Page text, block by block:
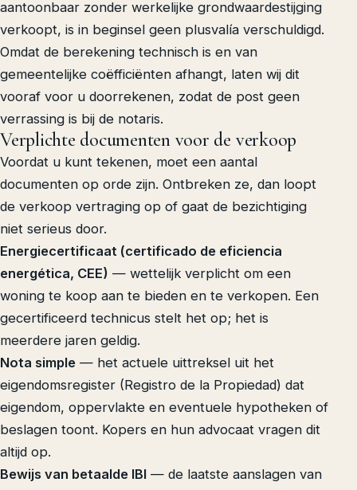
aantoonbaar zonder werkelijke grondwaardestijging
verkoopt, is in beginsel geen plusvalía verschuldigd.
Omdat de berekening technisch is en van
gemeentelijke coëfficiënten afhangt, laten wij dit
vooraf voor u doorrekenen, zodat de post geen
verrassing is bij de notaris.
Verplichte documenten voor de verkoop
Voordat u kunt tekenen, moet een aantal
documenten op orde zijn. Ontbreken ze, dan loopt
de verkoop vertraging op of gaat de bezichtiging
niet serieus door.
Energiecertificaat (certificado de eficiencia
energética, CEE) — wettelijk verplicht om een
woning te koop aan te bieden en te verkopen. Een
gecertificeerd technicus stelt het op; het is
meerdere jaren geldig.
Nota simple — het actuele uittreksel uit het
eigendomsregister (Registro de la Propiedad) dat
eigendom, oppervlakte en eventuele hypotheken of
beslagen toont. Kopers en hun advocaat vragen dit
altijd op.
Bewijs van betaalde IBI — de laatste aanslagen van